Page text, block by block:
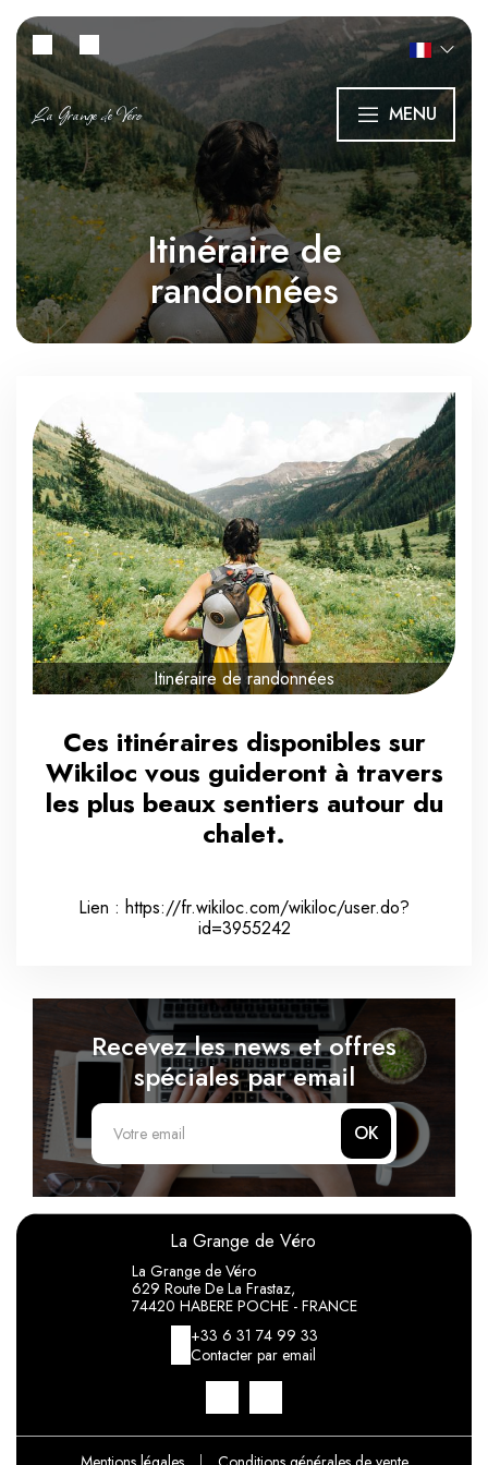
La Grange de Véro MENU
Itinéraire de
randonnées
Itinéraire de randonnées
Ces itinéraires disponibles sur
Wikiloc vous guideront à travers
les plus beaux sentiers autour du
chalet.
Lien : https://fr.wikiloc.com/wikiloc/user.do?
id=3955242
Recevez les news et offres
spéciales par email
OK
La Grange de Véro
La Grange de Véro
629 Route De La Frastaz,
74420 HABERE POCHE - FRANCE
+33 6 31 74 99 33
Contacter par email